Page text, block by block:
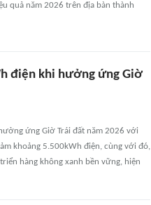
quả năm 2026 trên địa bàn thành
điện khi hưởng ứng Giờ
ứng Giờ Trái đất năm 2026 với
khoảng 5.500kWh điện, cùng với đó,
hàng không xanh bền vững, hiện